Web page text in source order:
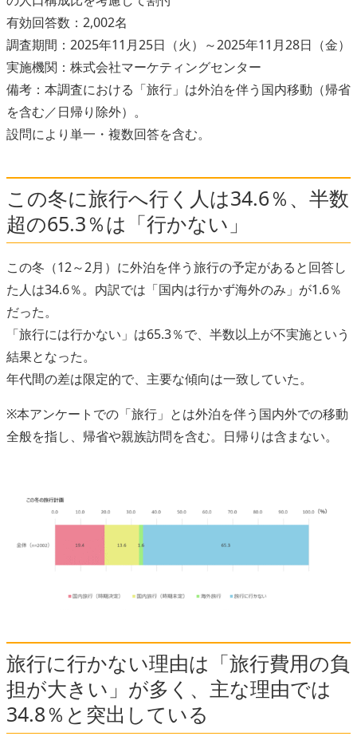
有効回答数：2,002名
調査期間：2025年11月25日（火）～2025年11月28日（金）
実施機関：株式会社マーケティングセンター
備考：本調査における「旅行」は外泊を伴う国内移動（帰省
を含む／日帰り除外）。
設問により単一・複数回答を含む。
この冬に旅行へ行く人は34.6％、半数
超の65.3％は「行かない」
この冬（12～2月）に外泊を伴う旅行の予定があると回答し
た人は34.6％。内訳では「国内は行かず海外のみ」が1.6％
だった。
「旅行には行かない」は65.3％で、半数以上が不実施という
結果となった。
年代間の差は限定的で、主要な傾向は一致していた。
※本アンケートでの「旅行」とは外泊を伴う国内外での移動
全般を指し、帰省や親族訪問を含む。日帰りは含まない。
旅行に行かない理由は「旅行費用の負
担が大きい」が多く、主な理由では
34.8％と突出している